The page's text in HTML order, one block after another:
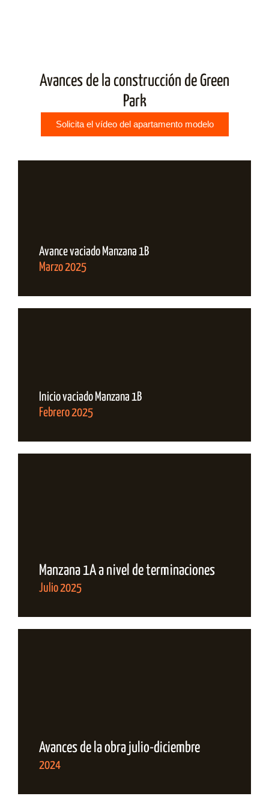
Avances de la construcción de Green
Park
Solicita el vídeo del apartamento modelo
Avance vaciado Manzana 1B
Marzo 2025
Inicio vaciado Manzana 1B
Febrero 2025
Manzana 1A a nivel de terminaciones
Julio 2025
Avances de la obra julio-diciembre
2024